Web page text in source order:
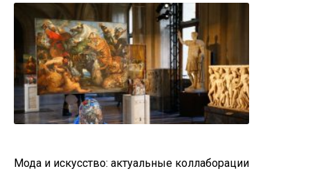
Мода и искусство: актуальные коллаборации